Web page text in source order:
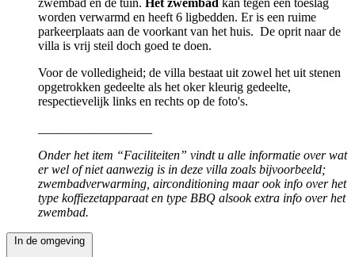
worden verwarmd en heeft 6 ligbedden. Er is een ruime
parkeerplaats aan de voorkant van het huis. De oprit naar de
villa is vrij steil doch goed te doen.
Voor de volledigheid; de villa bestaat uit zowel het uit stenen
opgetrokken gedeelte als het oker kleurig gedeelte,
respectievelijk links en rechts op de foto's.
Onder het item “Faciliteiten” vindt u alle informatie over wat
er wel of niet aanwezig is in deze villa zoals bijvoorbeeld;
zwembadverwarming, airconditioning maar ook info over het
type koffiezetapparaat en type BBQ alsook extra info over het
zwembad.